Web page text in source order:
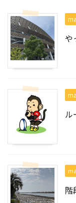
や
ル
階